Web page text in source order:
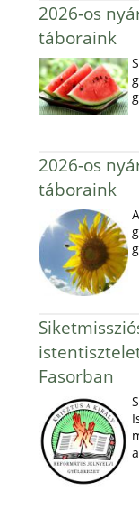
2026-os
táboraink
2026-os
táboraink
Fasorban